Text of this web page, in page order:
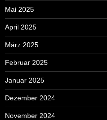
Mai 2025
April 2025
März 2025
Februar 2025
Januar 2025
Dezember 2024
November 2024